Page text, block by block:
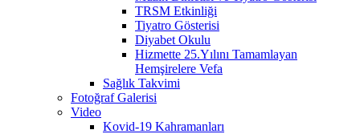
TRSM Etkinliği
Tiyatro Gösterisi
Diyabet Okulu
Hizmette 25.Yılını Tamamlayan
Hemşirelere Vefa
Sağlık Takvimi
Fotoğraf Galerisi
Video
Kovid-19 Kahramanları